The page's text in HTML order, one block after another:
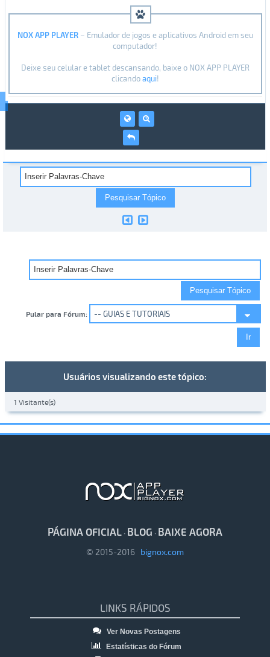
NOX APP PLAYER– Emulador de jogos e aplicativos Android em seu
computador!
Deixe seu celular e tablet descansando, baixe o NOX APP PLAYER
clicandoaqui!
Pular para Fórum:
Usuários visualizando este tópico:
1 Visitante(s)
PÁGINA OFICIAL · BLOG · BAIXE AGORA
© 2015-2016 bignox.com
LINKS RÁPIDOS
Ver Novas Postagens
Estatísticas do Fórum